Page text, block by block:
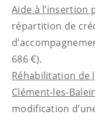
Aide à
répartition de
686 €).
Réhabilitation de
Clément-les-
modification